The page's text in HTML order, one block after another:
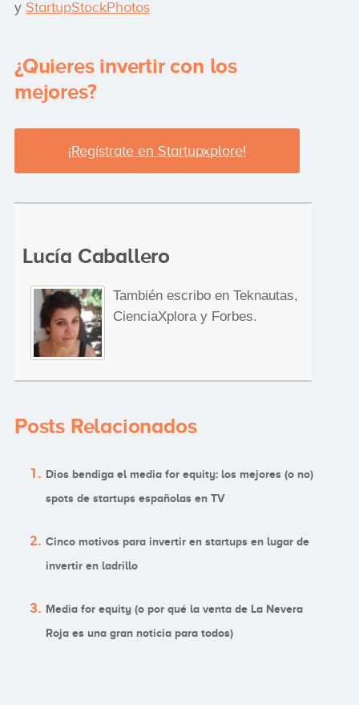
y StartupStockPhotos
¿Quieres invertir con los
mejores?
¡Regístrate en Startupxplore!
Lucía Caballero
También escribo en Teknautas,
CienciaXplora y Forbes.
Posts Relacionados
Dios bendiga el media for equity: los mejores (o no)
spots de startups españolas en TV
Cinco motivos para invertir en startups en lugar de
invertir en ladrillo
Media for equity (o por qué la venta de La Nevera
Roja es una gran noticia para todos)